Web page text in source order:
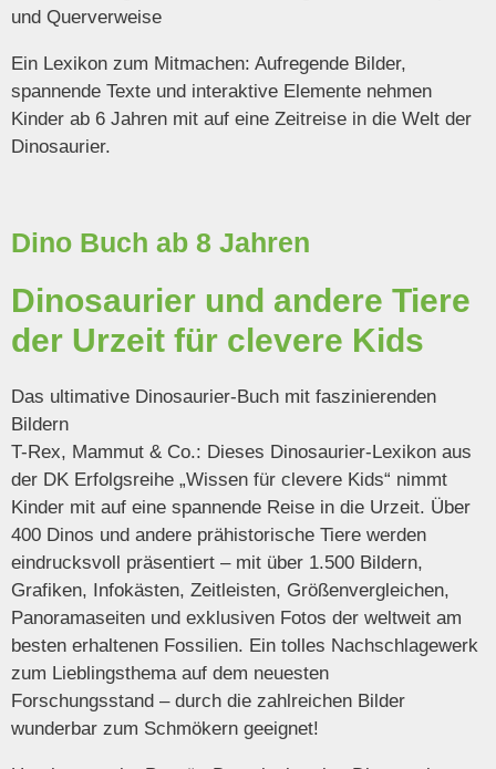
und Querverweise
Ein Lexikon zum Mitmachen: Aufregende Bilder,
spannende Texte und interaktive Elemente nehmen
Kinder ab 6 Jahren mit auf eine Zeitreise in die Welt der
Dinosaurier.
Dino Buch ab 8 Jahren
Dinosaurier und andere Tiere
der Urzeit für clevere Kids
Das ultimative Dinosaurier-Buch mit faszinierenden
Bildern
T-Rex, Mammut & Co.: Dieses Dinosaurier-Lexikon aus
der DK Erfolgsreihe „Wissen für clevere Kids“ nimmt
Kinder mit auf eine spannende Reise in die Urzeit. Über
400 Dinos und andere prähistorische Tiere werden
eindrucksvoll präsentiert – mit über 1.500 Bildern,
Grafiken, Infokästen, Zeitleisten, Größenvergleichen,
Panoramaseiten und exklusiven Fotos der weltweit am
besten erhaltenen Fossilien. Ein tolles Nachschlagewerk
zum Lieblingsthema auf dem neuesten
Forschungsstand – durch die zahlreichen Bilder
wunderbar zum Schmökern geeignet!